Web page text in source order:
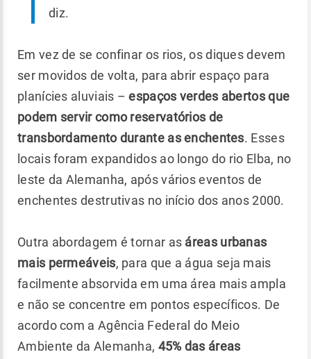
diz.
Em vez de se confinar os rios, os diques devem
ser movidos de volta, para abrir espaço para
planícies aluviais –espaços verdes abertos que
podem servir como reservatórios de
transbordamento durante as enchentes. Esses
locais foram expandidos ao longo do rio Elba, no
leste da Alemanha, após vários eventos de
enchentes destrutivas no início dos anos 2000.
Outra abordagem é tornar as áreas urbanas
mais permeáveis, para que a água seja mais
facilmente absorvida em uma área mais ampla
e não se concentre em pontos específicos. De
acordo com a Agência Federal do Meio
Ambiente da Alemanha, 45% das áreas